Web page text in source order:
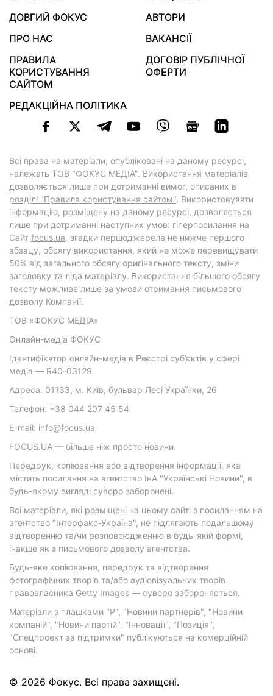
ДОВГИЙ ФОКУС
АВТОРИ
ПРО НАС
ВАКАНСІЇ
ПРАВИЛА
КОРИСТУВАННЯ
САЙТОМ
ДОГОВІР ПУБЛІЧНОЇ
ОФЕРТИ
РЕДАКЦІЙНА ПОЛІТИКА
Всі права на матеріали, опубліковані на даному ресурсі,
належать ТОВ "ФОКУС МЕДІА". Використання матеріалів
дозволяється лише при дотриманні вимог, описаних в
розділі "Правила користування сайтом". Використовувати
інформацію, розміщену на даному ресурсі, дозволяється
лише при дотриманні наступних умов: гіперпосилання на
Cайт focus.ua, згадки першоджерела не нижче першого
абзацу, обсягу використання, який не може перевищувати
50% від загального обсягу оригінального тексту, зміни
заголовку та ліда матеріалу. Використання більшого обсягу
тексту можливе лише за умови отримання письмового
дозволу Компанії.
ТОВ «ФОКУС МЕДІА»
Онлайн-медіа ФОКУС
Ідентифікатор онлайн-медіа в Реєстрі суб’єктів у сфері
медіа — R40-03129
Адреса: 01133, м. Київ, бульвар Лесі Українки, 26
Телефон: +38 044 207 45 54
E-mail: info@focus.ua
FOCUS.UA — більше ніж просто новини.
Передрук, копіювання або відтворення інформації, яка
містить посилання на агентство ІнА "Українські Новини", в
будь-якому вигляді суворо заборонені.
Всі матеріали, які розміщені на цьому сайті з посиланням на
агентство "Інтерфакс-Україна", не підлягають подальшому
відтворенню та/чи розповсюдженню в будь-якій формі,
інакше як з письмового дозволу агентства.
Будь-яке копіювання, передрук та відтворення
фотографічних творів та/або аудіовізуальних творів
правовласника Getty Images — суворо забороняється.
Матеріали з плашками "Р", "Новини партнерів", "Новини
компаній", "Новини партій", "Інновації", "Позиція",
"Спецпроект за підтримки" публікуються на комерційній
основі.
© 2026 Фокус. Всі права захищені.